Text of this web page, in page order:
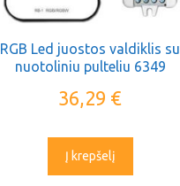
RGB Led juostos valdiklis su
nuotoliniu pulteliu 6349
36,29 €
Į krepšelį